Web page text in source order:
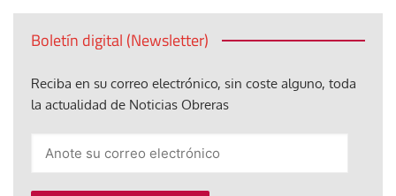
Boletín digital (Newsletter)
Reciba en su correo electrónico, sin coste alguno, toda
la actualidad de Noticias Obreras